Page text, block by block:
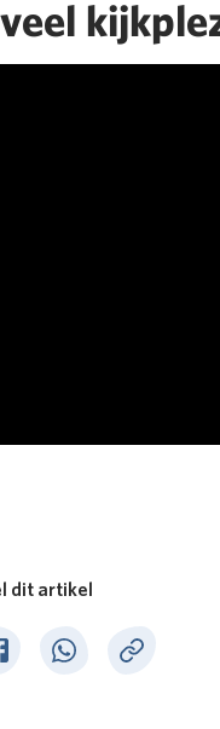
dit artikel
op Facebook
Deel op WhatsApp
Kopieer link